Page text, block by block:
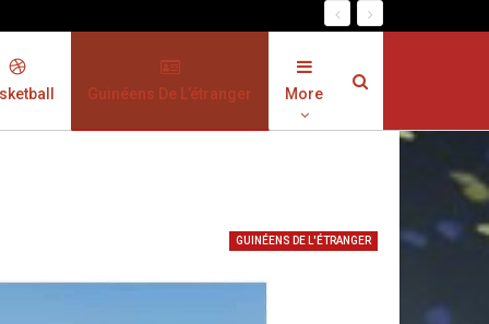
Guinéens De L’étranger More
GUINÉENS DE L'ÉTRANGER